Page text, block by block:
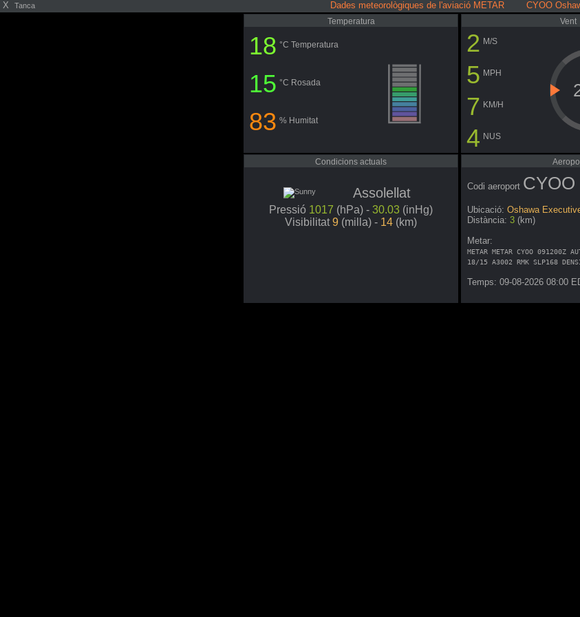
X Tanca Dades meteorològiques de l'aviació METAR CYOO
Temperatura
18 °C Temperatura
15 °C Rosada
83 % Humitat
Vent
2 M/S
5 MPH
7 KM/H
4 NUS
Condicions actuals
Assolellat
Pressió 1017 (hPa) - 30.03 (inHg)
Visibilitat9 (milla) - 14 (km)
Codi aeroport CYOO
Ubicació: Oshawa
Distància: 3 (km)
Metar:
METAR METAR CYOO 091200Z
18/15 A3002 RMK SLP168
Temps: 09-08-2026 08:00